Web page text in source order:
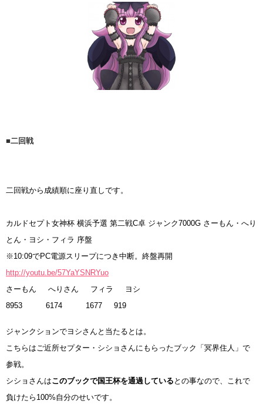
■二回戦
二回戦から成績順に座り直しです。
カルドセプト女神杯 横浜予選 第二戦C卓 ジャンク7000G さーもん・へり
とん・ヨシ・フィラ 序盤
※10:09でPC電源スリープにつき中断。終盤再開
http://youtu.be/57YaYSNRYuo
さーもん へりさん フィラ ヨシ
8953 6174 1677 919
ジャンクションでヨシさんと当たるとは。
こちらはご近所セプター・シショさんにもらったブック「冥界住人」 で
参戦。
シショさんはこのブックで国王杯を通過している との事なので、これで
負けたら100%自分のせいです。